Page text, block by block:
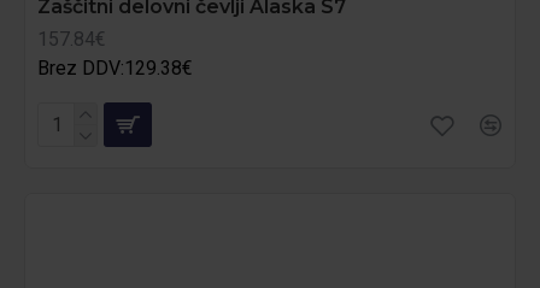
Zaščitni delovni čevlji Alaska S7
157.84€
Brez DDV:129.38€